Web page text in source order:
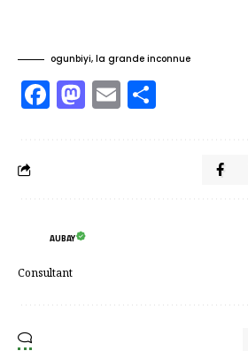
ogunbiyi, la grande inconnue
Facebook
Mastodon
Email
AUBAY
Consultant